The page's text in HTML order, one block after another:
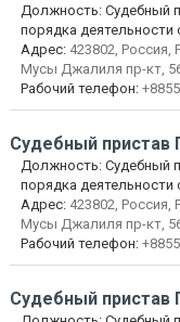
Должность: Судебный
порядка деятельности
Адрес:423802, Россия,
Мусы Джалиля пр-кт,
Рабочий телефон:
Судебный пристав
Должность: Судебный
порядка деятельности
Адрес:423802, Россия,
Мусы Джалиля пр-кт,
Рабочий телефон:
Судебный пристав